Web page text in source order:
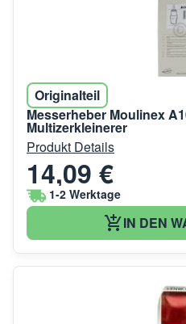
Originalteil
Messerheber Moulinex
Multizerkleinerer
Produkt Details
14,09 €
1-2 Werktage
IN DEN